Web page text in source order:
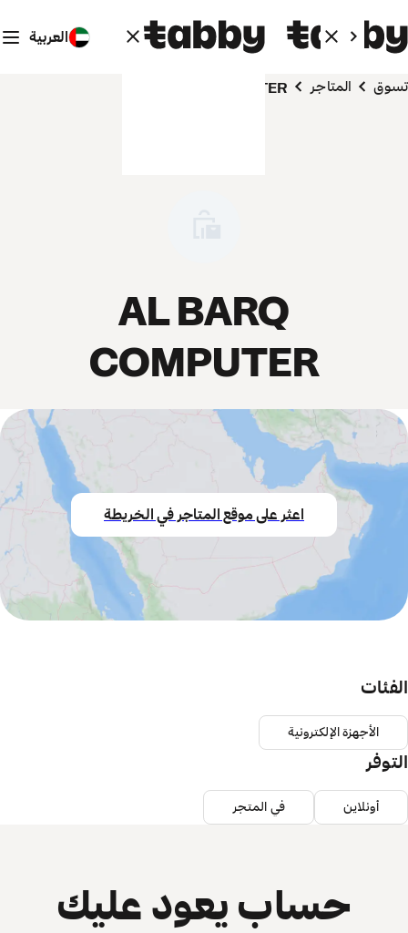
العربية
تسوق المتاجر AL BARQ COMPUTER
AL BARQ
COMPUTER
اعثر على موقع المتاجر في الخريطة
الفئات
الأجهزة الإلكترونية
التوفر
أونلاين في المتجر
حساب يعود عليك